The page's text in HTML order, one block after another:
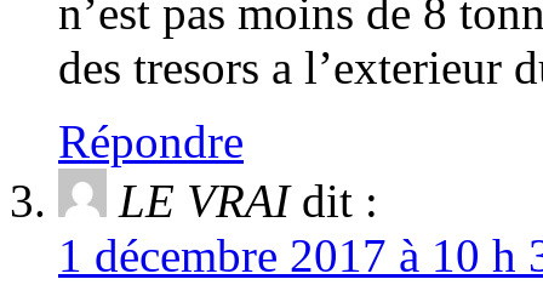
n’est pas moins de 8
des tresors a l’exterieur
Répondre
LE VRAI dit :
1 décembre 2017 à 10